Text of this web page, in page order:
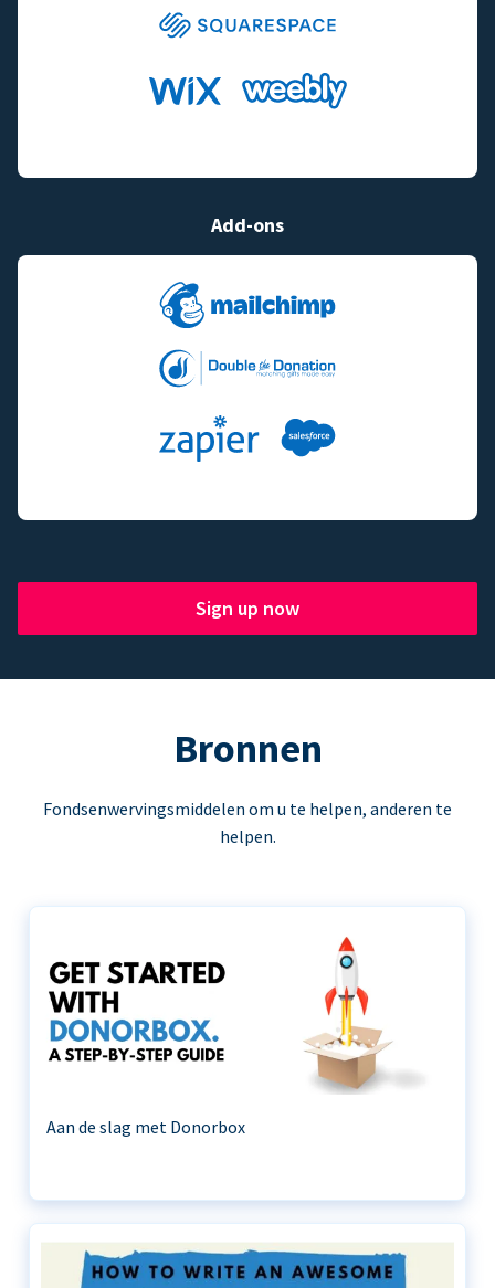
Add-ons
Sign up now
Bronnen
Fondsenwervingsmiddelen om u te helpen, anderen te
helpen.
Aan de slag met Donorbox